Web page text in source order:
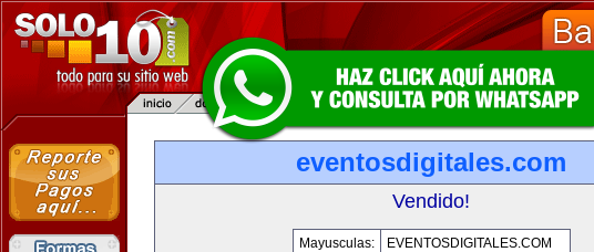
eventosdigitales.com
Vendido!
Mayusculas:
EVENTOSDIGITALES.COM